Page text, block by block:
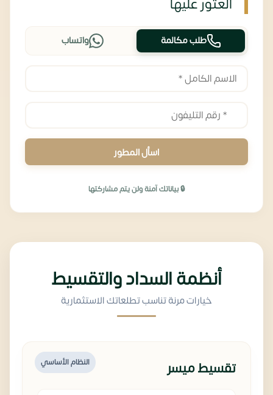
طلب مكالمة واتساب
اسأل المطور
🔒 بياناتك آمنة ولن يتم مشاركتها
أنظمة السداد والتقسيط
خيارات مرنة تناسب تطلعاتك الاستثمارية
النظام الأساسي تقسيط ميسر